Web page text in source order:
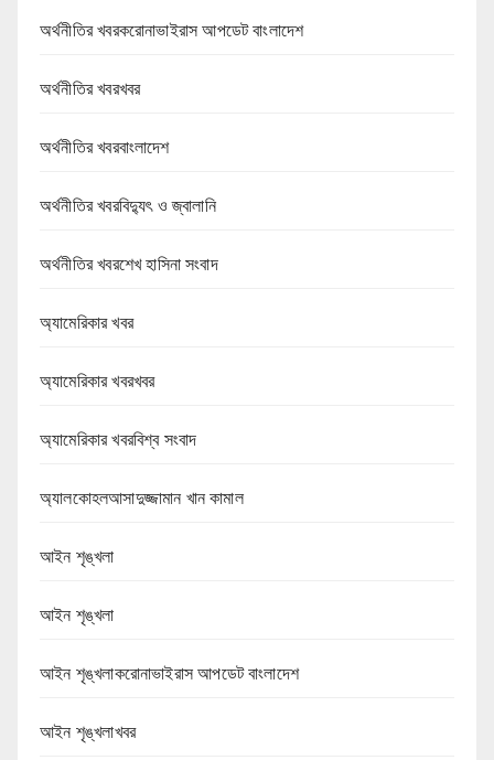
অর্থনীতির খবরকরোনাভাইরাস আপডেট বাংলাদেশ
অর্থনীতির খবরখবর
অর্থনীতির খবরবাংলাদেশ
অর্থনীতির খবরবিদ্যুৎ ও জ্বালানি
অর্থনীতির খবরশেখ হাসিনা সংবাদ
অ্যামেরিকার খবর
অ্যামেরিকার খবরখবর
অ্যামেরিকার খবরবিশ্ব সংবাদ
অ্যালকোহলআসাদুজ্জামান খান কামাল
আইন শৃঙ্খলা
আইন শৃঙ্খলা
আইন শৃঙ্খলাকরোনাভাইরাস আপডেট বাংলাদেশ
আইন শৃঙ্খলাখবর